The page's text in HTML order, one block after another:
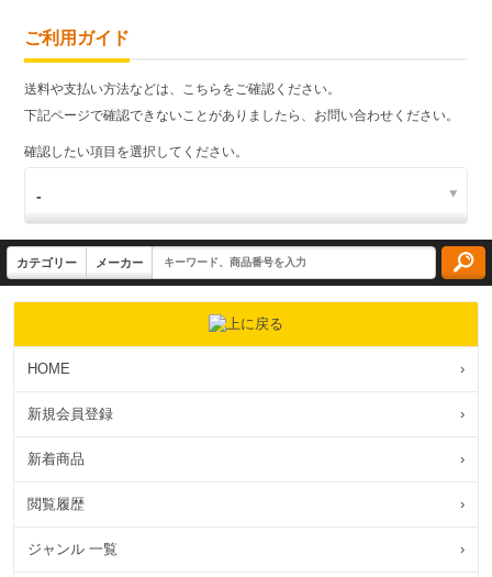
ご利用ガイド
送料や支払い方法などは、こちらをご確認ください。
下記ページで確認できないことがありましたら、お問い合わせください。
確認したい項目を選択してください。
HOME ›
新規会員登録 ›
新着商品 ›
閲覧履歴 ›
ジャンル 一覧 ›